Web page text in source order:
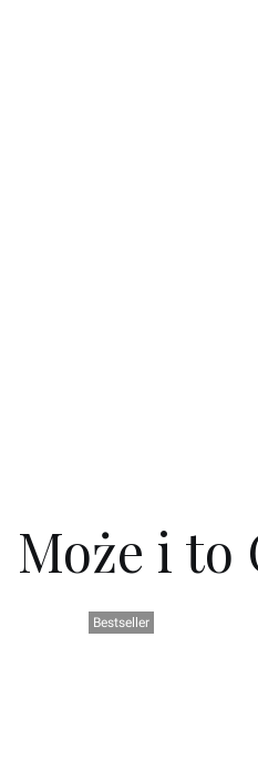
Może i to
Bestseller